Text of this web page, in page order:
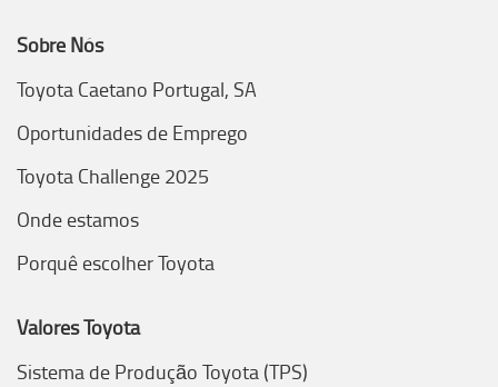
Sobre Nós
Toyota Caetano Portugal, SA
Oportunidades de Emprego
Toyota Challenge 2025
Onde estamos
Porquê escolher Toyota
Valores Toyota
Sistema de Produção Toyota (TPS)